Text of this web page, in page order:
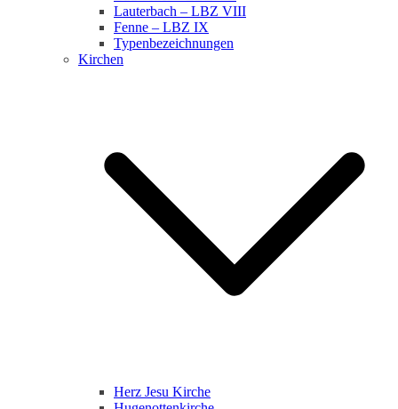
Lauterbach – LBZ VIII
Fenne – LBZ IX
Typenbezeichnungen
Kirchen
Herz Jesu Kirche